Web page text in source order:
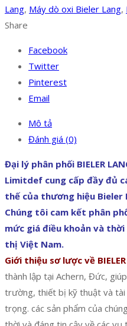
Lang, Máy dò oxi Bieler Lang,
Share
Facebook
Twitter
Pinterest
Email
Mô tả
Đánh giá (0)
Đại lý phân phối BIELER
Limitdef cung cấp đầy đủ
thế của thương hiệu
Chúng tôi cam kết phân
mức giá điều khoản và
thị Việt Nam.
Giới thiệu sơ lược về BIELER
thành lập tại Achern, Đức,
trường, thiết bị kỹ thuật và tài
trọng. các sản phẩm của